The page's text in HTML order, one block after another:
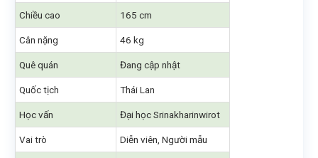
Chiều cao 165 cm
Cân nặng 46 kg
Quê quán Đang cập nhật
Quốc tịch Thái Lan
Học vấn Đại học Srinakharinwirot
Vai trò Diễn viên, Người mẫu